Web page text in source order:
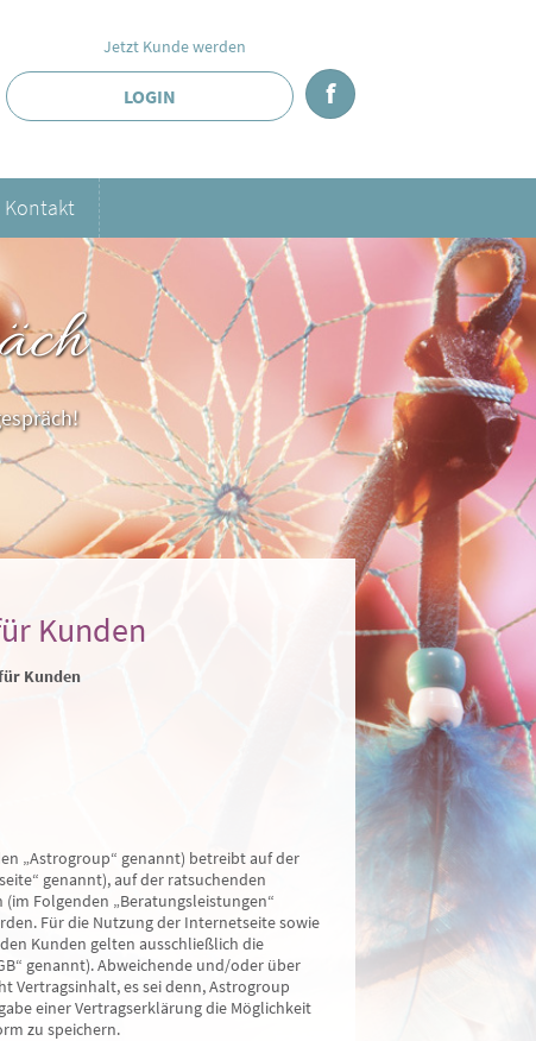
Jetzt Kunde werden
LOGIN f
Kontakt
Kunden
Kunden
„Astrogroup“ genannt) betreibt auf der
genannt), auf der ratsuchenden
Folgenden „Beratungsleistungen“
Für die Nutzung der Internetseite sowie
Kunden gelten ausschließlich die
genannt). Abweichende und/oder über
Vertragsinhalt, es sei denn, Astrogroup
einer Vertragserklärung die Möglichkeit
zu speichern.